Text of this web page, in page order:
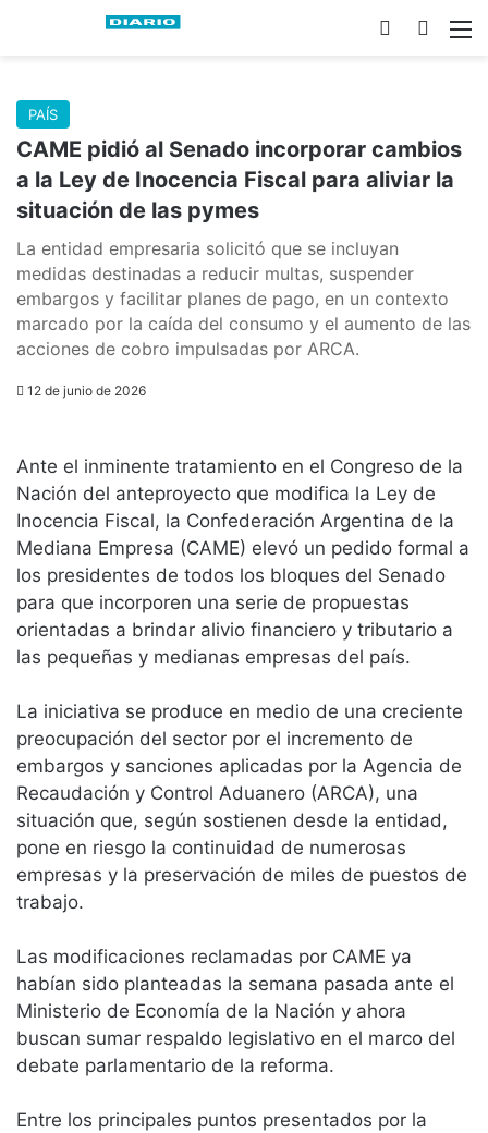
Buscar
Switch skin
PAÍS
CAME pidió al Senado incorporar cambios
a la Ley de Inocencia Fiscal para aliviar la
situación de las pymes
La entidad empresaria solicitó que se incluyan
medidas destinadas a reducir multas, suspender
embargos y facilitar planes de pago, en un contexto
marcado por la caída del consumo y el aumento de las
acciones de cobro impulsadas por ARCA.
12 de junio de 2026
Ante el inminente tratamiento en el Congreso de la
Nación del anteproyecto que modifica la Ley de
Inocencia Fiscal, la Confederación Argentina de la
Mediana Empresa (CAME) elevó un pedido formal a
los presidentes de todos los bloques del Senado
para que incorporen una serie de propuestas
orientadas a brindar alivio financiero y tributario a
las pequeñas y medianas empresas del país.
La iniciativa se produce en medio de una creciente
preocupación del sector por el incremento de
embargos y sanciones aplicadas por la Agencia de
Recaudación y Control Aduanero (ARCA), una
situación que, según sostienen desde la entidad,
pone en riesgo la continuidad de numerosas
empresas y la preservación de miles de puestos de
trabajo.
Las modificaciones reclamadas por CAME ya
habían sido planteadas la semana pasada ante el
Ministerio de Economía de la Nación y ahora
buscan sumar respaldo legislativo en el marco del
debate parlamentario de la reforma.
Entre los principales puntos presentados por la